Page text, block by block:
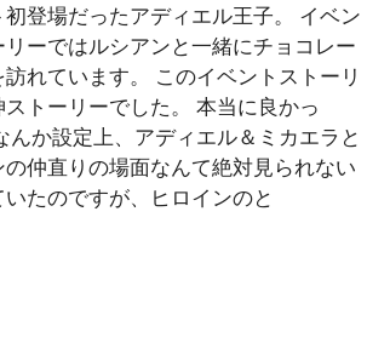
初登場だったアディエル王子。 イベン
リーではルシアンと一緒にチョコレー
訪れています。 このイベントストーリ
トーリーでした。 本当に良かっ
んか設定上、アディエル＆ミカエラと
の仲直りの場面なんて絶対見られない
いたのですが、ヒロインのと